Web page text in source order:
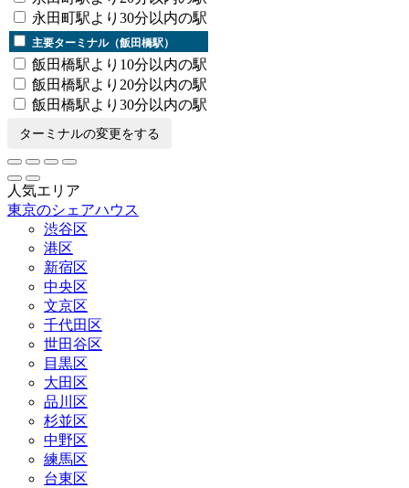
永田町駅より30分以内の駅
主要ターミナル（飯田橋駅）
飯田橋駅より10分以内の駅
飯田橋駅より20分以内の駅
飯田橋駅より30分以内の駅
ターミナルの変更をする
人気エリア
東京のシェアハウス
渋谷区
港区
新宿区
中央区
文京区
千代田区
世田谷区
目黒区
大田区
品川区
杉並区
中野区
練馬区
台東区